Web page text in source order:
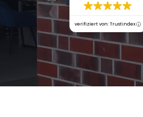
verifiziert von: Trustindex